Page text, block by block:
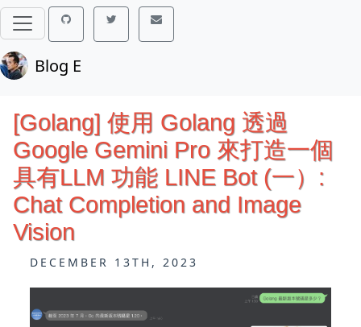
Blog E
[Golang] 使用 Golang 透過
Google Gemini Pro 來打造一個
具有LLM 功能 LINE Bot (一）:
Chat Completion and Image
Vision
DECEMBER 13TH, 2023